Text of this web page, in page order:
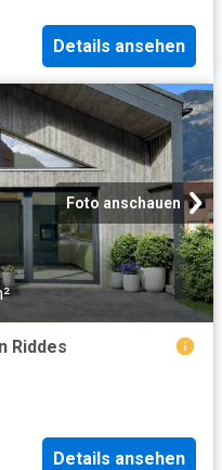
Details ansehen
Foto anschauen
Riddes
Details ansehen